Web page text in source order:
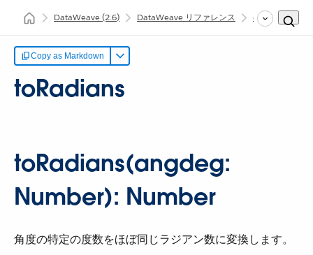
DataWeave(2.6) DataWeave リファレンス dw::util::Math
Copy as Markdown
toRadians
toRadians(angdeg:
Number): Number
角度の特定の度数をほぼ同じラジアン数に変換します。